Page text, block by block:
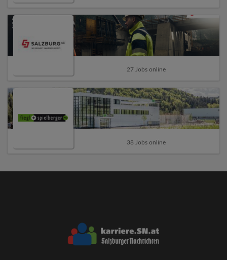
27 Jobs online
38 Jobs online